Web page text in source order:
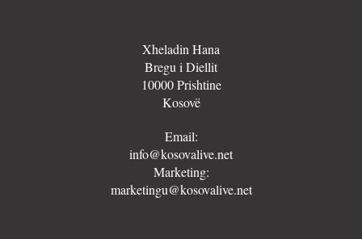
Xheladin Hana
Bregu i Diellit
10000 Prishtine
Kosovë
Email:
info@kosovalive.net
Marketing:
marketingu@kosovalive.net